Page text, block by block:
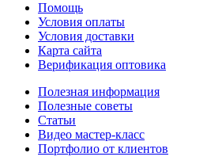
Помощь
Условия оплаты
Условия доставки
Карта сайта
Верификация оптовика
Полезная информация
Полезные советы
Статьи
Видео мастер-класс
Портфолио от клиентов